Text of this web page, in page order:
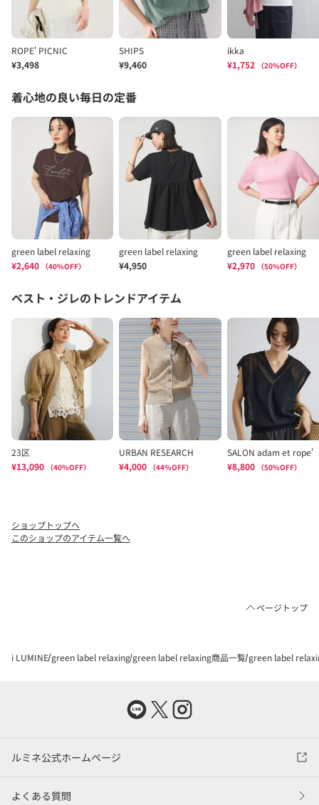
ショップトップへ
このショップのアイテム一覧へ
ページトップ
i LUMINE green label relaxing green label relaxing商品一覧 green label
ルミネ公式ホームページ
よくある質問